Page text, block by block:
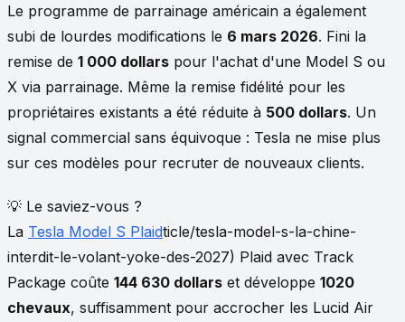
Le programme de parrainage américain a également
subi de lourdes modifications le 6 mars 2026. Fini la
remise de 1 000 dollars pour l'achat d'une Model S ou
X via parrainage. Même la remise fidélité pour les
propriétaires existants a été réduite à 500 dollars. Un
signal commercial sans équivoque : Tesla ne mise plus
sur ces modèles pour recruter de nouveaux clients.
💡 Le saviez-vous ?
La Tesla Model S Plaidticle/tesla-model-s-la-chine-
interdit-le-volant-yoke-des-2027) Plaid avec Track
Package coûte 144 630 dollars et développe 1020
chevaux, suffisamment pour accrocher les Lucid Air